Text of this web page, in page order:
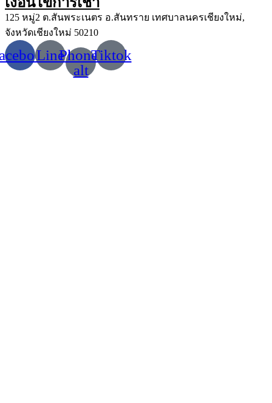
125 หมู่2 ต.สันพระเนตร อ.สันทราย เทศบาลนครเชียงใหม่,
จังหวัดเชียงใหม่ 50210
LinePhone-
alt
Tiktok